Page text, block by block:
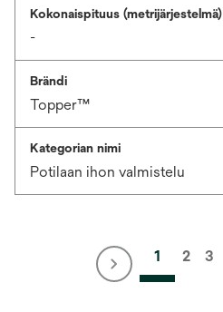
Kokonaispituus (metrijärjestelmä)
-
Brändi
Topper™
Kategorian nimi
Potilaan ihon valmistelu
1 2 3